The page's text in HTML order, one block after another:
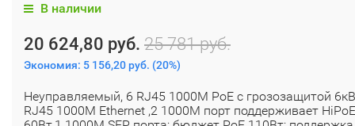
В наличии
20 624,80 руб. 25 781 руб.
Экономия: 5 156,20 руб. (20%)
Неуправляемый, 6 RJ45 1000M PoE с грозозащитой
RJ45 1000M Ethernet ,2 1000M порт поддерживает HiPoE